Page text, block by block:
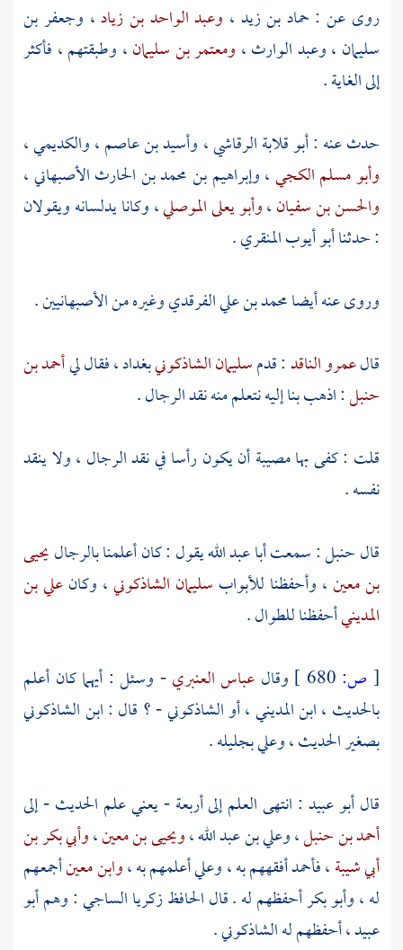
روى عن : حماد بن زيد ، وعبد الواحد بن زياد، وجعفر بن
سليمان ،وعبد الوارث، ومعتمر بن سليمان، وطبقتهم ، فأكثر
إلى الغاية .
حدث عنه :أبو قلابة الرقاشي، وأسيد بن عاصم،والكديمي،
وأبو مسلم الكجي،وإبراهيم بن محمد بن الحارث الأصبهاني،
والحسن بن سفيان،وأبو يعلى الموصلي، وكانا يدلسانه ويقولان
: حدثناأبو أيوب المنقري.
وروى عنه أيضامحمد بن علي الفرقديوغيره من الأصبهانيين .
قالعمرو الناقد: قدمسليمان الشاذكونيبغداد، فقال ليأحمد بن
حنبل: اذهب بنا إليه نتعلم منه نقد الرجال .
قلت : كفى بها مصيبة أن يكون رأسا في نقد الرجال ، ولا ينقد
نفسه .
قالحنبل: سمعتأبا عبد اللهيقول : كان أعلمنا بالرجاليحيى
بن معين، وأحفظنا للأبواب سليمان الشاذكوني، وكانعلي بن
المدينيأحفظنا للطوال .
[ ص: وقال عباس العنبري- وسئل : أيهما كان أعلم
بالحديث ،ابن المديني، أوالشاذكوني- ؟ قال :ابن الشاذكوني
بصغير الحديث ،وعليبجليله .
قالأبو عبيد : انتهى العلم إلى أربعة - يعني علم الحديث - إلى
أحمد بن حنبل،وعلي بن عبد الله،ويحيى بن معين،وأبي بكر بن
أبي شيبة،فأحمدأفقههم به ،وعليأعلمهم به ،وابن معينأجمعهم
له ،وأبو بكرأحفظهم له . قالالحافظ زكريا الساجي: وهمأبو
عبيد، أحفظهم لهالشاذكوني.